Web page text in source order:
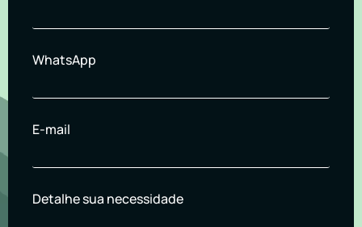
WhatsApp
E-mail
Detalhe sua necessidade